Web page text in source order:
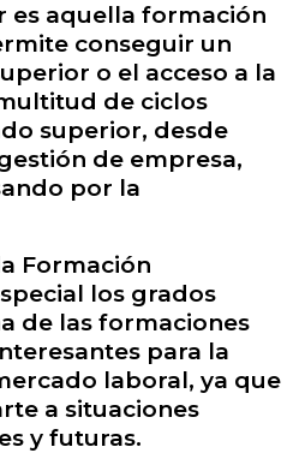
es aquella formación
conseguir un
o el acceso a la
de ciclos
superior, desde
de empresa,
por la
Formación
los grados
de las formaciones
para la
laboral, ya que
a situaciones
y futuras.